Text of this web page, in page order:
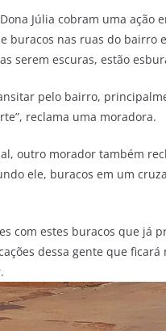
Júlia cobram uma ação
buracos nas ruas do bairro
serem escuras, estão
pelo bairro,
reclama uma moradora.
outro morador também
ele, buracos em um
com estes buracos que já
dessa gente que